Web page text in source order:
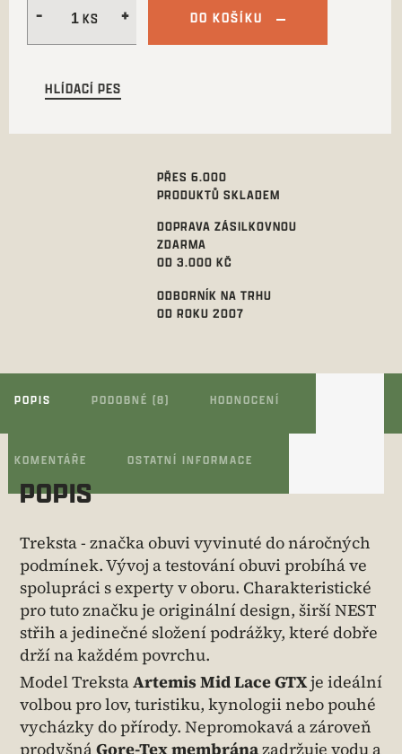
DO KOŠÍKU
HLÍDACÍ PES
PŘES 6.000
PRODUKTŮ SKLADEM
DOPRAVA ZÁSILKOVNOU
ZDARMA
OD 3.000 KČ
ODBORNÍK NA TRHU
OD ROKU 2007
POPIS PODOBNÉ (8) HODNOCENÍ
KOMENTÁŘE OSTATNÍ INFORMACE
POPIS
Treksta - značka obuvi vyvinuté do náročných
podmínek. Vývoj a testování obuvi probíhá ve
spolupráci s experty v oboru. Charakteristické
pro tuto značku je originální design, širší NEST
střih a jedinečné složení podrážky, které dobře
drží na každém povrchu.
Model TrekstaArtemis Mid Lace GTXje ideální
volbou pro lov, turistiku, kynologii nebo pouhé
vycházky do přírody. Nepromokavá a zároveň
prodyšná Gore-Tex membránazadržuje vodu a